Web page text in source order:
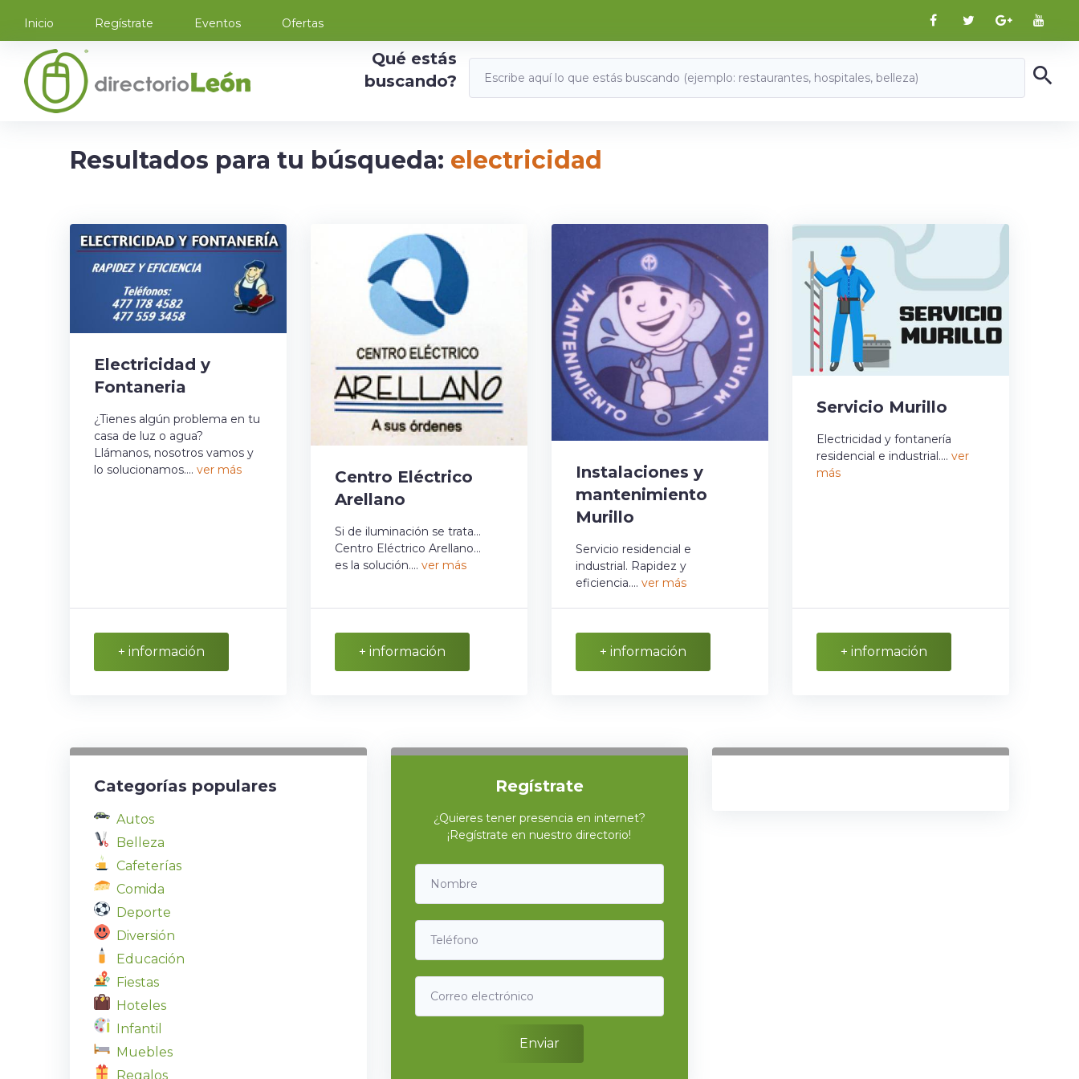
Inicio Regístrate Eventos Ofertas
Qué estás
buscando?
Resultados para tu búsqueda: electricidad
Electricidad y
Fontaneria
¿Tienes algún problema en tu
casa de luz o agua?
Llámanos, nosotros vamos y
lo solucionamos.... ver más
+ información
Centro Eléctrico
Arellano
Si de iluminación se trata...
Centro Eléctrico Arellano...
es la solución.... ver más
+ información
Instalaciones y
mantenimiento
Murillo
Servicio residencial e
industrial. Rapidez y
eficiencia.... ver más
+ información
Servicio Murillo
Electricidad y fontanería
residencial e industrial.... ver
más
+ información
Categorías populares
Autos
Belleza
Cafeterías
Comida
Deporte
Diversión
Educación
Fiestas
Hoteles
Infantil
Muebles
Regalos
Regístrate
¿Quieres tener presencia en internet?
¡Regístrate en nuestro directorio!
Enviar